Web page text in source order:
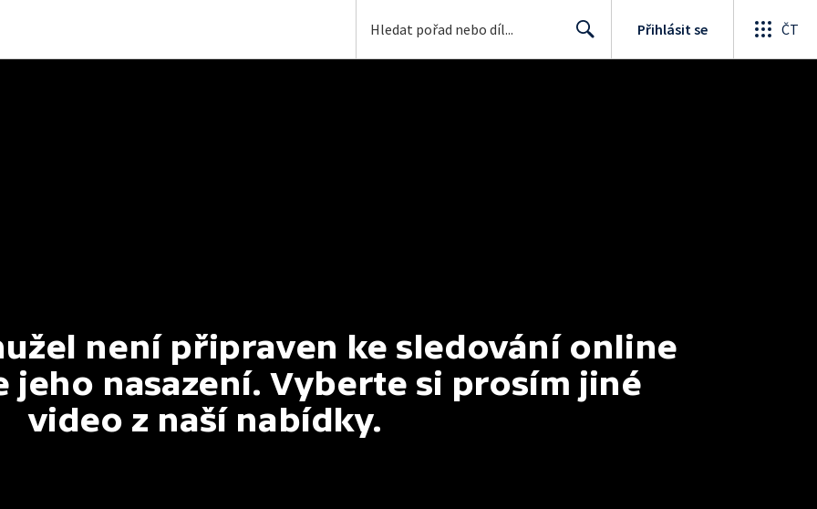
Přihlásit se ČT
není připraven ke sledování online
jeho nasazení. Vyberte si prosím jiné
video z naší nabídky.